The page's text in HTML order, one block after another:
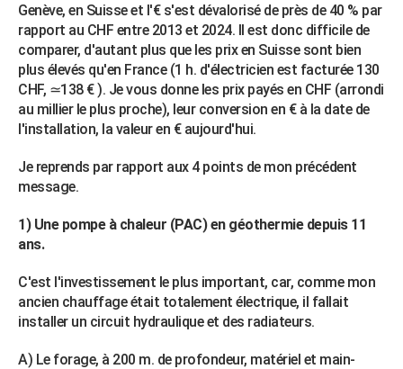
Genève, en Suisse et l'€ s'est dévalorisé de près de 40 % par
rapport au CHF entre 2013 et 2024. Il est donc difficile de
comparer, d'autant plus que les prix en Suisse sont bien
plus élevés qu'en France (1 h. d'électricien est facturée 130
CHF, ≃138 € ). Je vous donne les prix payés en CHF (arrondi
au millier le plus proche), leur conversion en € à la date de
l'installation, la valeur en € aujourd'hui.
Je reprends par rapport aux 4 points de mon précédent
message.
1) Une pompe à chaleur (PAC) en géothermie depuis 11
ans.
C'est l'investissement le plus important, car, comme mon
ancien chauffage était totalement électrique, il fallait
installer un circuit hydraulique et des radiateurs.
A) Le forage, à 200 m. de profondeur, matériel et main-